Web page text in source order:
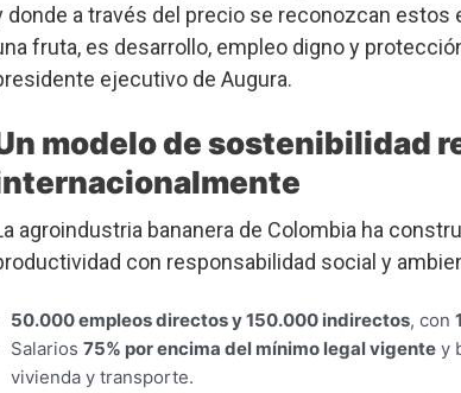
donde a través del precio se reconozcan estos
fruta, es desarrollo, empleo digno y
ejecutivo de Augura.
modelo de sostenibilidad
agroindustria bananera de Colombia ha
con responsabilidad social y
50.000 empleos directos y 150.000 indirectos, con
Salarios 75% por encima del mínimo legal vigentey
vivienda y transporte.